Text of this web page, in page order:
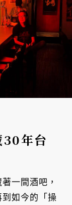
30年台
一間酒吧，
如今的「操